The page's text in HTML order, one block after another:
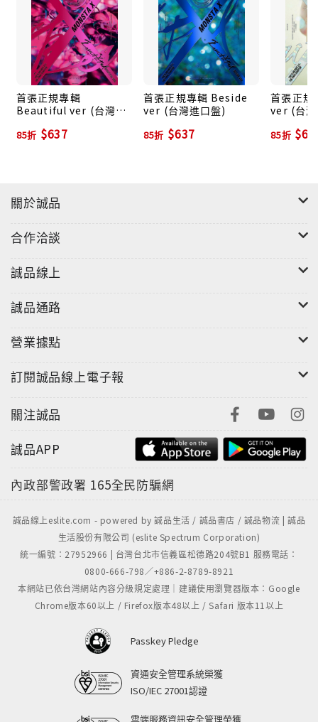
首張正規專輯
Beautiful ver (台灣進
85折 $637
首張正規專輯 Beside
ver (台灣進口盤)
85折 $637
首張正
ver (台
85折
關於誠品
合作洽談
誠品線上
誠品通路
營業據點
訂閱誠品線上電子報
關注誠品
誠品APP
內政部警政署 165全民防騙網
誠品線上eslite.com - powered by 誠品生活 / 誠品書店 / 誠品物流 | 誠品
生活股份有限公司 (eslite Spectrum Corporation)
統一編號：27952966 | 台灣台北市信義區松德路204號B1 服務電話：
0800-666-798／+886-2-8789-8921
本網站已依台灣網站內容分級規定處理｜建議使用瀏覽器版本：Google
Chrome版本60以上 / Firefox版本48以上 / Safari 版本11以上
Passkey Pledge
資通安全管理系統榮獲
ISO/IEC 27001認證
雲端服務資訊安全管理榮獲